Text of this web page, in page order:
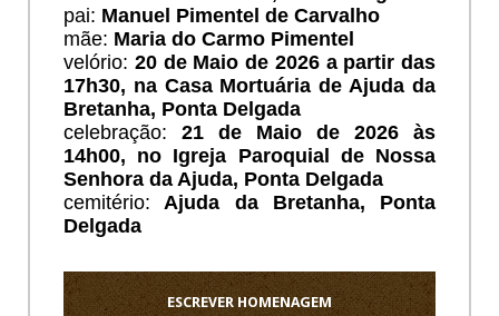
pai: Manuel Pimentel de Carvalho
mãe: Maria do Carmo Pimentel
velório: 20 de Maio de 2026 a partir das
17h30, na Casa Mortuária de Ajuda da
Bretanha, Ponta Delgada
celebração: 21 de Maio de 2026 às
14h00, no Igreja Paroquial de Nossa
Senhora da Ajuda, Ponta Delgada
cemitério: Ajuda da Bretanha, Ponta
Delgada
ESCREVER HOMENAGEM